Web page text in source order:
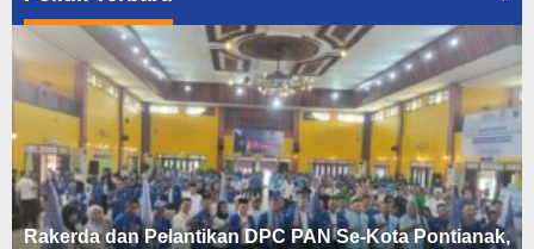
Rakerda dan Pelantikan DPC PAN Se-Kota Pontianak,